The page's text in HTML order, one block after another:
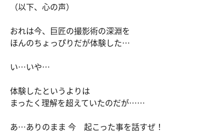
（以下、心の声）
おれは今、巨匠の撮影術の深淵を
ほんのちょっぴりだが体験した…
い…いや…
体験したというよりは
まったく理解を超えていたのだが……
あ…ありのまま 今 起こった事を話すぜ！